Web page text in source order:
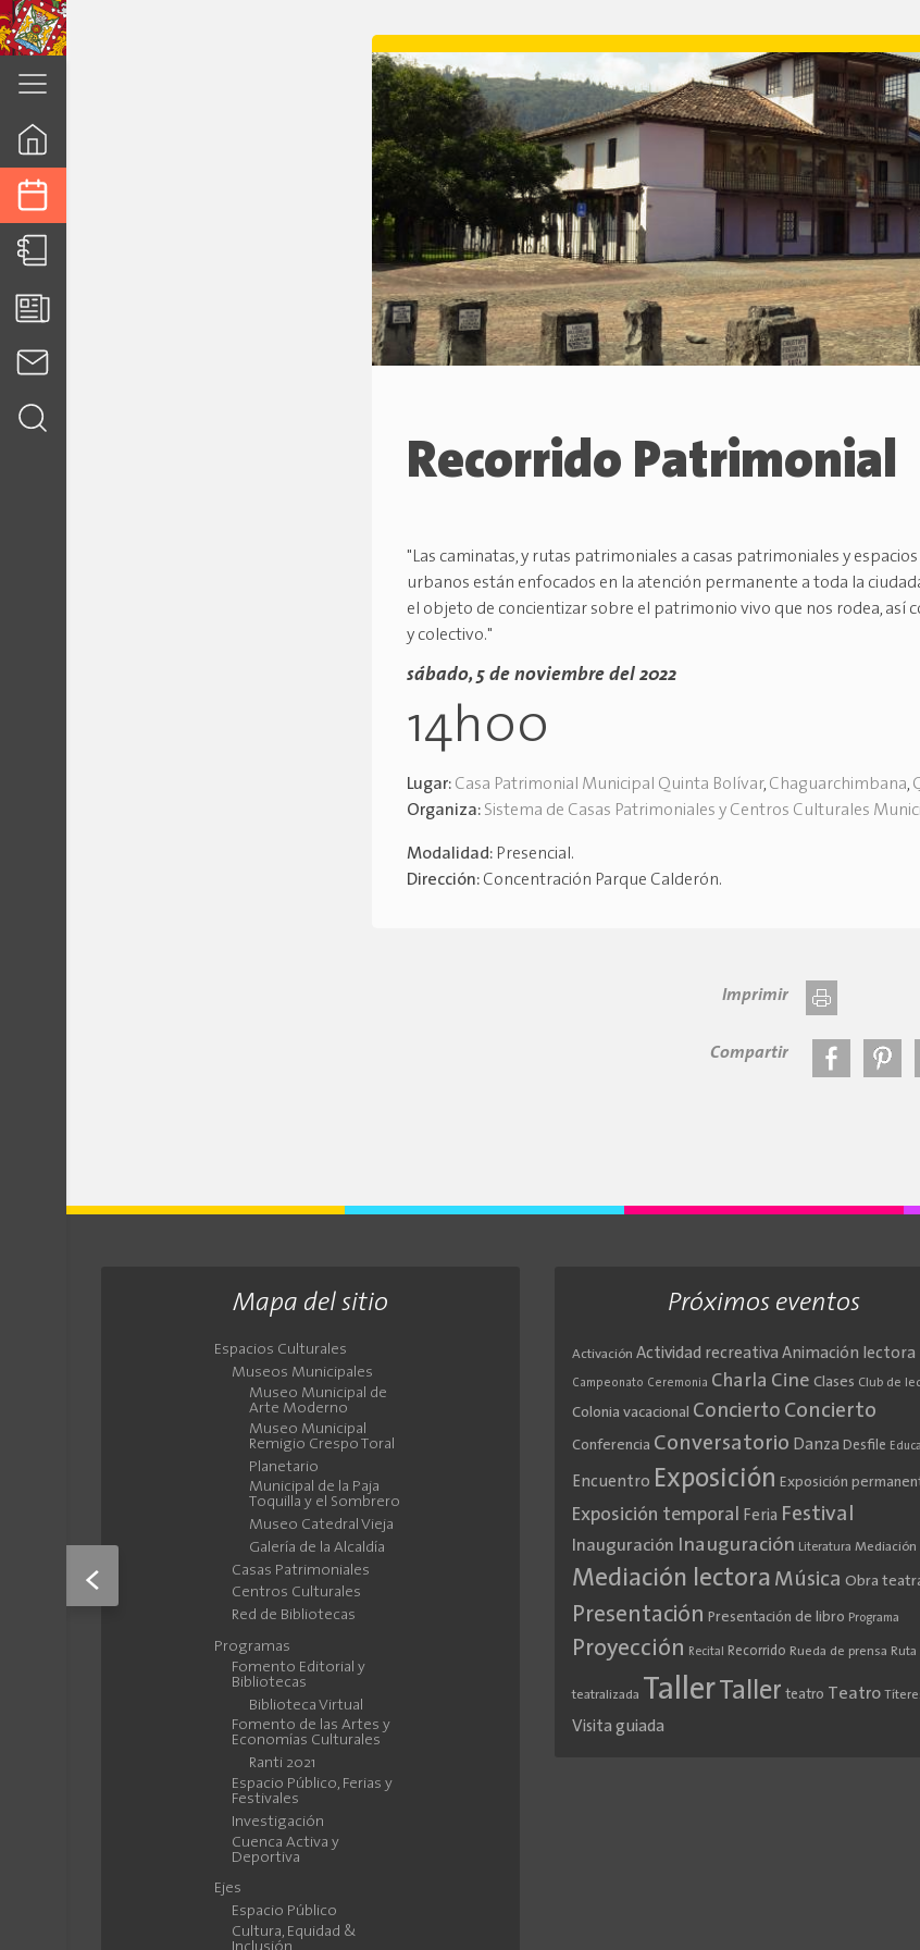
Recorrido Patrimonial
"Las caminatas, y rutas patrimoniales a casas patrimoniales y
urbanos están enfocados en la atención permanente a toda la
el objeto de concientizar sobre el patrimonio vivo que nos rodea, así
y colectivo."
sábado, 5 de noviembre del 2022
14h00
Lugar: Casa Patrimonial Municipal Quinta Bolívar, Chaguarchimbana,
Organiza: Sistema de Casas Patrimoniales y Centros Culturales
Modalidad: Presencial.
Dirección: Concentración Parque Calderón.
Imprimir
Compartir
<
Mapa del sitio
Espacios Culturales
Museos Municipales
Museo Municipal de
Arte Moderno
Museo Municipal
Remigio Crespo Toral
Planetario
Municipal de la Paja
Toquilla y el Sombrero
Museo Catedral Vieja
Galería de la Alcaldía
Casas Patrimoniales
Centros Culturales
Red de Bibliotecas
Programas
Fomento Editorial y
Bibliotecas
Biblioteca Virtual
Fomento de las Artes y
Economías Culturales
Ranti 2021
Espacio Público, Ferias y
Festivales
Investigación
Cuenca Activa y
Deportiva
Ejes
Espacio Público
Cultura, Equidad &
Próximos eventos
Activación Actividad recreativa Animación lectora
Campeonato Ceremonia Charla Cine Clases Club de
Colonia vacacional Concierto Concierto
Conferencia Conversatorio Danza Desfile
Encuentro Exposición Exposición
Exposición temporal Feria Festival
Inauguración Inauguración Literatura Mediación
Mediación lectora Música Obra
Presentación Presentación de libro Programa
Proyección Recital Recorrido Rueda de prensa Ruta
teatralizada Taller Taller teatro Teatro
Visita guiada